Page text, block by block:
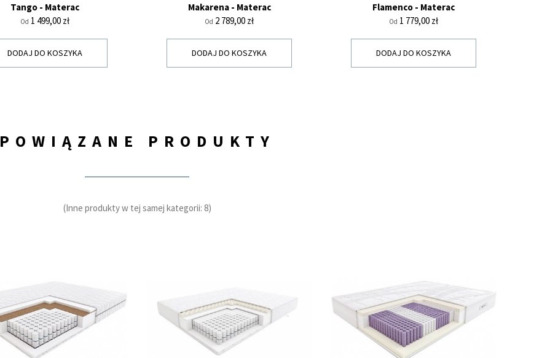
Tango - Materac
Od Cena
1 499,00 zł
DODAJ DO KOSZYKA
Makarena - Materac
Od Cena
2 789,00 zł
DODAJ DO KOSZYKA
Flamenco - Materac
Od Cena
1 779,00 zł
DODAJ DO KOSZYKA
POWIĄZANE PRODUKTY
(Inne produkty w tej samej kategorii: 8)